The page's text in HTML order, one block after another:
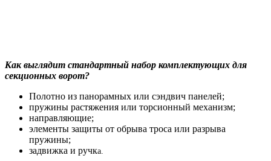
Как выглядит стандартный набор комплектующих для
секционных ворот?
Полотно из панорамных или сэндвич панелей;
пружины растяжения или торсионный механизм;
направляющие;
элементы защиты от обрыва троса или разрыва
пружины;
задвижка и ручка